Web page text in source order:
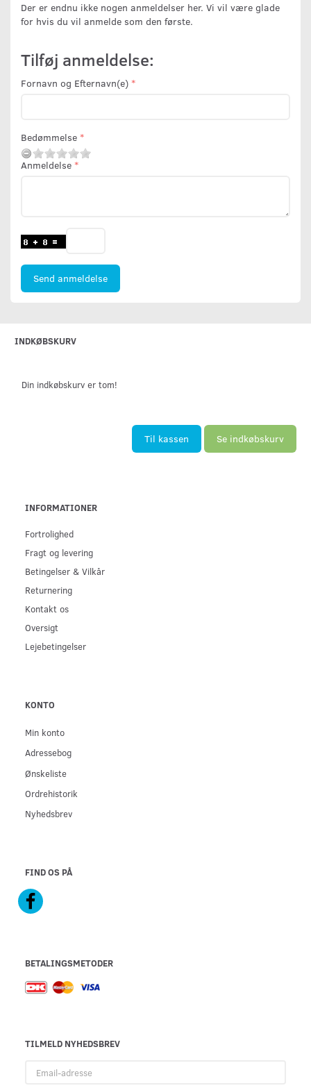
Der er endnu ikke nogen anmeldelser her. Vi vil være glade
for hvis du vil anmelde som den første.
Tilføj anmeldelse:
Fornavn og Efternavn(e)
Bedømmelse
Anmeldelse
Send anmeldelse
INDKØBSKURV
Din indkøbskurv er tom!
Til kassen Se indkøbskurv
INFORMATIONER
Fortrolighed
Fragt og levering
Betingelser & Vilkår
Returnering
Kontakt os
Oversigt
Lejebetingelser
KONTO
Min konto
Adressebog
Ønskeliste
Ordrehistorik
Nyhedsbrev
FIND OS PÅ
BETALINGSMETODER
TILMELD NYHEDSBREV
adresse